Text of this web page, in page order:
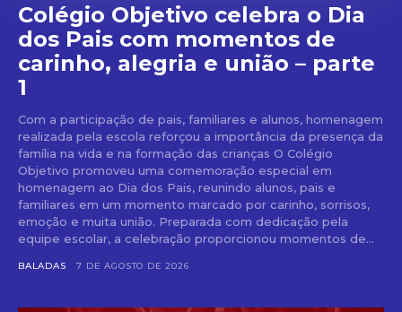
Colégio Objetivo celebra o Dia
dos Pais com momentos de
carinho, alegria e união – parte
1
Com a participação de pais, familiares e alunos, homenagem
realizada pela escola reforçou a importância da presença da
família na vida e na formação das crianças O Colégio
Objetivo promoveu uma comemoração especial em
homenagem ao Dia dos Pais, reunindo alunos, pais e
familiares em um momento marcado por carinho, sorrisos,
emoção e muita união. Preparada com dedicação pela
equipe escolar, a celebração proporcionou momentos de...
BALADAS 7 DE AGOSTO DE 2026